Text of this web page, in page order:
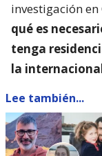
investigación
qué es
tenga
la
Lee también...